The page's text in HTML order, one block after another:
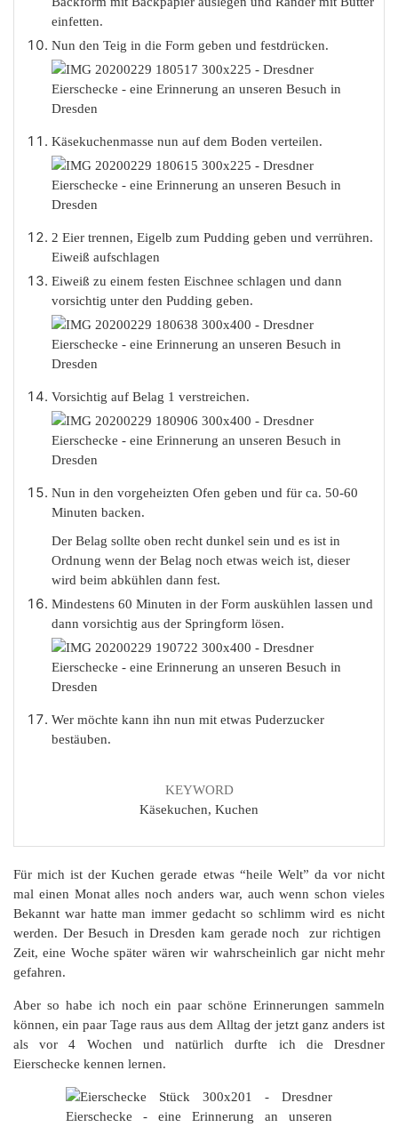
einfetten.
Nun den Teig in die Form geben und festdrücken.
Käsekuchenmasse nun auf dem Boden verteilen.
2 Eier trennen, Eigelb zum Pudding geben und verrühren.
Eiweiß aufschlagen
Eiweiß zu einem festen Eischnee schlagen und dann
vorsichtig unter den Pudding geben.
Vorsichtig auf Belag 1 verstreichen.
Nun in den vorgeheizten Ofen geben und für ca. 50-60
Minuten backen.
Der Belag sollte oben recht dunkel sein und es ist in
Ordnung wenn der Belag noch etwas weich ist, dieser
wird beim abkühlen dann fest.
Mindestens 60 Minuten in der Form auskühlen lassen und
dann vorsichtig aus der Springform lösen.
Wer möchte kann ihn nun mit etwas Puderzucker
bestäuben.
KEYWORD
Käsekuchen, Kuchen
Für mich ist der Kuchen gerade etwas “heile Welt” da vor nicht
mal einen Monat alles noch anders war, auch wenn schon vieles
Bekannt war hatte man immer gedacht so schlimm wird es nicht
werden. Der Besuch in Dresden kam gerade noch zur richtigen
Zeit, eine Woche später wären wir wahrscheinlich gar nicht mehr
gefahren.
Aber so habe ich noch ein paar schöne Erinnerungen sammeln
können, ein paar Tage raus aus dem Alltag der jetzt ganz anders ist
als vor 4 Wochen und natürlich durfte ich die Dresdner
Eierschecke kennen lernen.